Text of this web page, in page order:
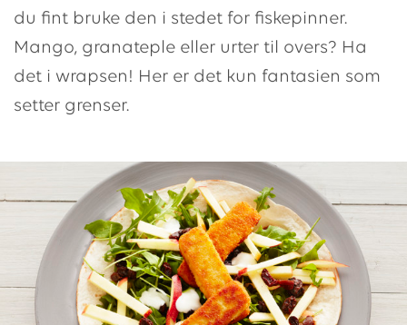
du fint bruke den i stedet for fiskepinner.
Mango, granateple eller urter til overs? Ha
det i wrapsen! Her er det kun fantasien som
setter grenser.